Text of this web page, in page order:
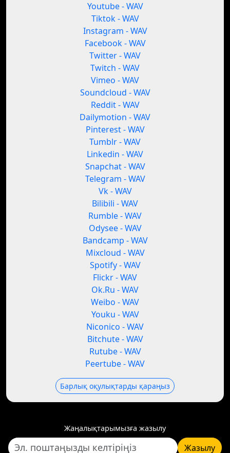
Youtube - WAV
Tiktok - WAV
Instagram - WAV
Facebook - WAV
Twitter - WAV
Twitch - WAV
Vimeo - WAV
Soundcloud - WAV
Reddit - WAV
Dailymotion - WAV
Pinterest - WAV
Tumblr - WAV
Linkedin - WAV
Snapchat - WAV
Telegram - WAV
Vk - WAV
Bilibili - WAV
Rumble - WAV
Odysee - WAV
Bandcamp - WAV
Mixcloud - WAV
Spotify - WAV
Flickr - WAV
Ok.Ru - WAV
Weibo - WAV
Youku - WAV
Niconico - WAV
Bitchute - WAV
Rutube - WAV
Peertube - WAV
Барлық оқулықтарды қараңыз
Жаңалықтарымызға жазылу
Жазылу